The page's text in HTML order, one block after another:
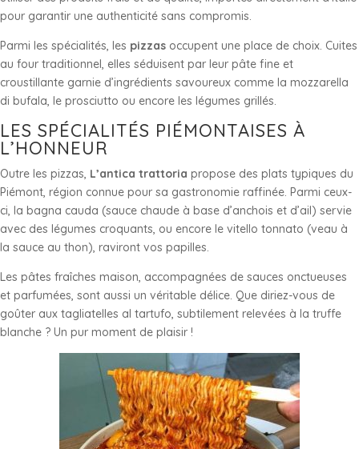
pour garantir une authenticité sans compromis.
Parmi les spécialités, les pizzas occupent une place de choix. Cuites
au four traditionnel, elles séduisent par leur pâte fine et
croustillante garnie d’ingrédients savoureux comme la mozzarella
di bufala, le prosciutto ou encore les légumes grillés.
LES SPÉCIALITÉS PIÉMONTAISES À
L’HONNEUR
Outre les pizzas, L’antica trattoria propose des plats typiques du
Piémont, région connue pour sa gastronomie raffinée. Parmi ceux-
ci, la bagna cauda (sauce chaude à base d’anchois et d’ail) servie
avec des légumes croquants, ou encore le vitello tonnato (veau à
la sauce au thon), raviront vos papilles.
Les pâtes fraîches maison, accompagnées de sauces onctueuses
et parfumées, sont aussi un véritable délice. Que diriez-vous de
goûter aux tagliatelles al tartufo, subtilement relevées à la truffe
blanche ? Un pur moment de plaisir !